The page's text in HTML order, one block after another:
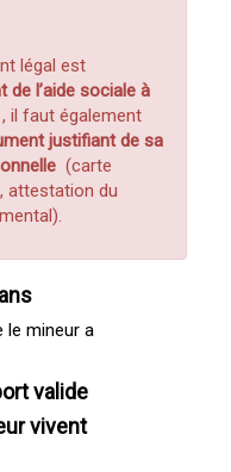
légal est
de l’aide sociale à
, il faut également
justifiant de sa
(carte
attestation du
le mineur a
valide
vivent